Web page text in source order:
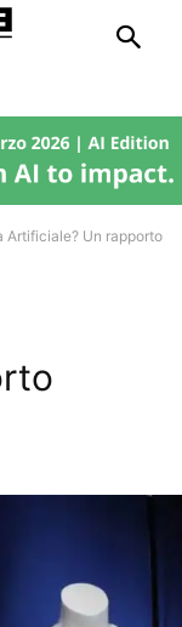
Artificiale? Un rapporto